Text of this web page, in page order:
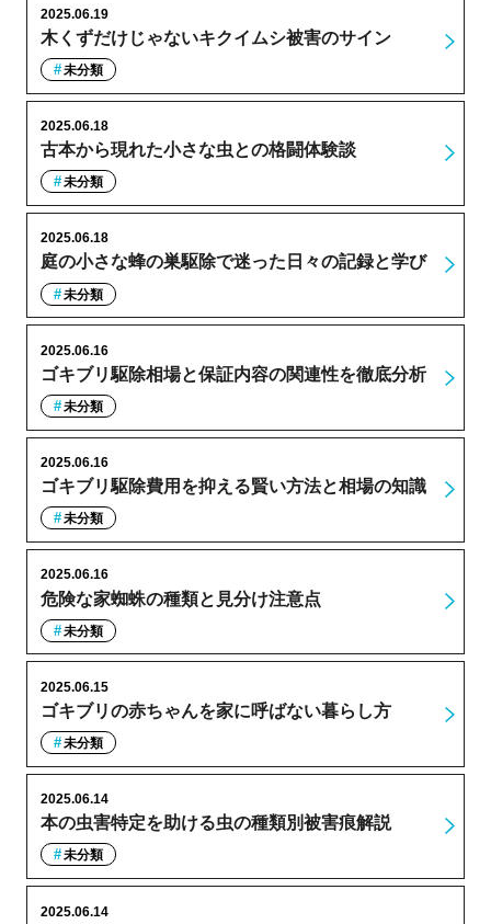
木くずだけじゃないキクイムシ被害のサイン
2025.06.19
未分類
古本から現れた小さな虫との格闘体験談
2025.06.18
未分類
庭の小さな蜂の巣駆除で迷った日々の記録と学び
2025.06.18
未分類
ゴキブリ駆除相場と保証内容の関連性を徹底分析
2025.06.16
未分類
ゴキブリ駆除費用を抑える賢い方法と相場の知識
2025.06.16
未分類
危険な家蜘蛛の種類と見分け注意点
2025.06.16
未分類
ゴキブリの赤ちゃんを家に呼ばない暮らし方
2025.06.15
未分類
本の虫害特定を助ける虫の種類別被害痕解説
2025.06.14
未分類
2025.06.14